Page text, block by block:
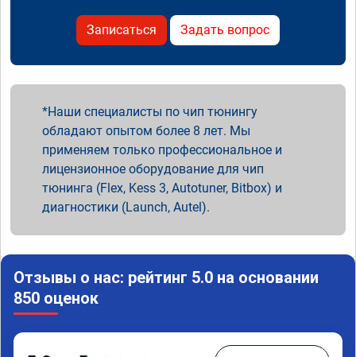
Записаться Задать вопрос
Наши специалисты по чип тюнингу
обладают опытом более 8 лет. Мы
применяем только профессиональное и
лицензионное оборудование для чип
тюнинга (Flex, Kess 3, Autotuner, Bitbox) и
диагностики (Launch, Autel).
Отзывы о нас: рейтинг 5.0 на основании
850 оценок